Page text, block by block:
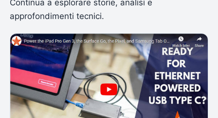
Continua a esplorare storie, analisi e
approfondimenti tecnici.